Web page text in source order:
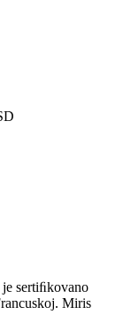
sertiﬁkovano
Miris